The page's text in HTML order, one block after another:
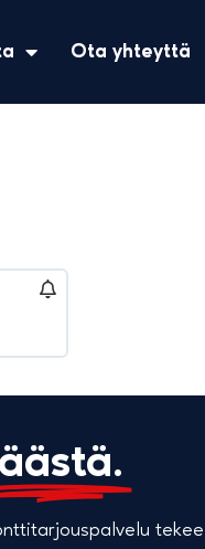
Ota yhteyttä
tekee